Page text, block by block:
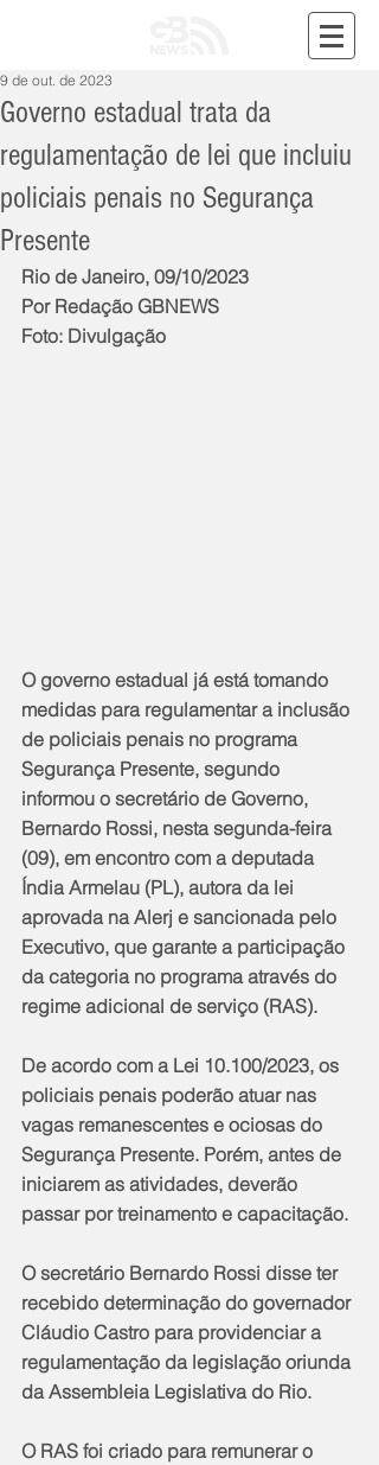
Governo estadual trata da
regulamentação de lei que incluiu
policiais penais no Segurança
Presente
9 de out. de 2023
Rio de Janeiro, 09/10/2023
Por Redação GBNEWS
Foto: Divulgação
O governo estadual já está tomando
medidas para regulamentar a inclusão
de policiais penais no programa
Segurança Presente, segundo
informou o secretário de Governo,
Bernardo Rossi, nesta segunda-feira
(09), em encontro com a deputada
Índia Armelau (PL), autora da lei
aprovada na Alerj e sancionada pelo
Executivo, que garante a participação
da categoria no programa através do
regime adicional de serviço (RAS).
De acordo com a Lei 10.100/2023, os
policiais penais poderão atuar nas
vagas remanescentes e ociosas do
Segurança Presente. Porém, antes de
iniciarem as atividades, deverão
passar por treinamento e capacitação.
O secretário Bernardo Rossi disse ter
recebido determinação do governador
Cláudio Castro para providenciar a
regulamentação da legislação oriunda
da Assembleia Legislativa do Rio.
O RAS foi criado para remunerar o